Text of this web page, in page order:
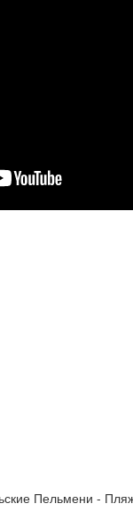
Пельмени -